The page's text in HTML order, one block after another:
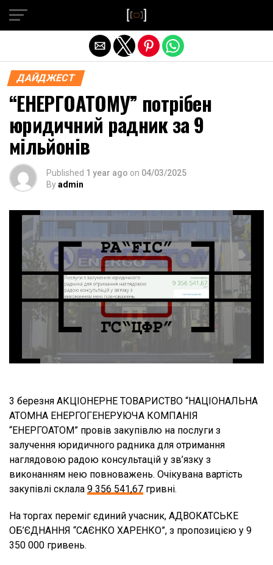
ДАЙДЖЕСТ
“ЕНЕРГОАТОМУ” потрібен
юридичний радник за 9
мільйонів
Published 1 year ago on 04/03/2025
Byadmin
3 березня АКЦІОНЕРНЕ ТОВАРИСТВО “НАЦІОНАЛЬНА
АТОМНА ЕНЕРГОГЕНЕРУЮЧА КОМПАНІЯ
“ЕНЕРГОАТОМ” провів закупівлю на послуги з
залучення юридичного радника для отримання
наглядовою радою консультацій у зв’язку з
виконанням нею повноважень. Очікувана вартість
закупівлі склала 9 356 541,67 гривні.
На торгах переміг єдиний учасник, АДВОКАТСЬКЕ
ОБ’ЄДНАННЯ “САЄНКО ХАРЕНКО”, з пропозицією у 9
350 000 гривень.
Exit mobile version